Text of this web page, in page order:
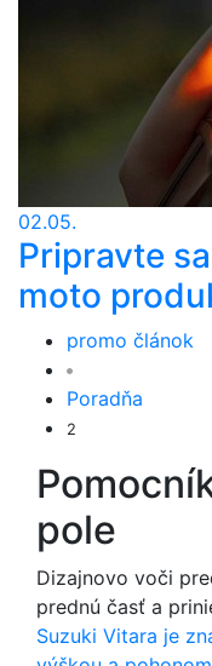
02.05.
Pripravte
moto
promo článok
Poradňa
2
pole
Dizajnovo voči
prednú časť a
Suzuki Vitara je